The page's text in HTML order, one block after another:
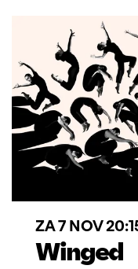
Winged
ZA 7 NOV